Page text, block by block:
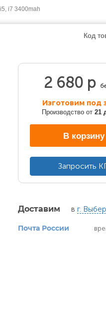
i7 3400mah
Код
2 680 р
Изготовим под
Производство от 21
В корзину
Запросить
Доставим в г.
Почта России